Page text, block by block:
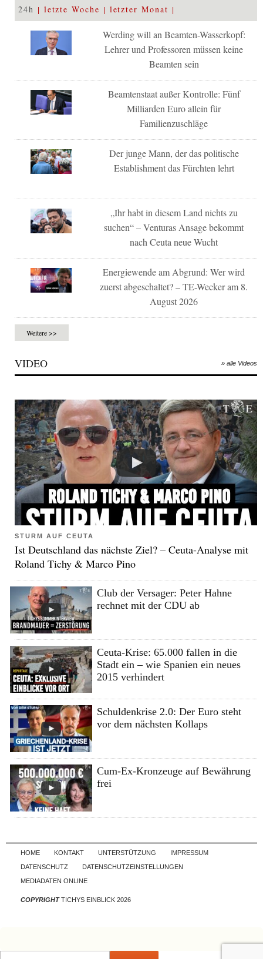
24h letzte Woche letzter Monat
Werding will an Beamten-Wasserkopf:
Lehrer und Professoren müssen keine
Beamten sein
Beamtenstaat außer Kontrolle: Fünf
Milliarden Euro allein für
Familienzuschläge
Der junge Mann, der das politische
Establishment das Fürchten lehrt
„Ihr habt in diesem Land nichts zu
suchen“ – Venturas Ansage bekommt
nach Ceuta neue Wucht
Energiewende am Abgrund: Wer wird
zuerst abgeschaltet? – TE-Wecker am 8.
August 2026
Weitere >>
VIDEO » alle Videos
STURM AUF CEUTA
Ist Deutschland das nächste Ziel? – Ceuta-Analyse mit
Roland Tichy & Marco Pino
Club der Versager: Peter Hahne
rechnet mit der CDU ab
Ceuta-Krise: 65.000 fallen in die
Stadt ein – wie Spanien ein neues
2015 verhindert
Schuldenkrise 2.0: Der Euro steht
vor dem nächsten Kollaps
Cum-Ex-Kronzeuge auf Bewährung
frei
Skip to content
HOME KONTAKT UNTERSTÜTZUNG
IMPRESSUM
DATENSCHUTZ
DATENSCHUTZEINSTELLUNGEN
MEDIADATEN ONLINE
COPYRIGHTTICHYS EINBLICK 2026